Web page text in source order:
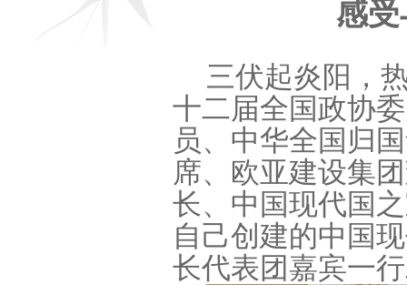
感
三伏起炎阳，
十二届全国政协
员、中华全国归
席、欧亚建设集
长、中国现代国
自己创建的中国
长代表团嘉宾一